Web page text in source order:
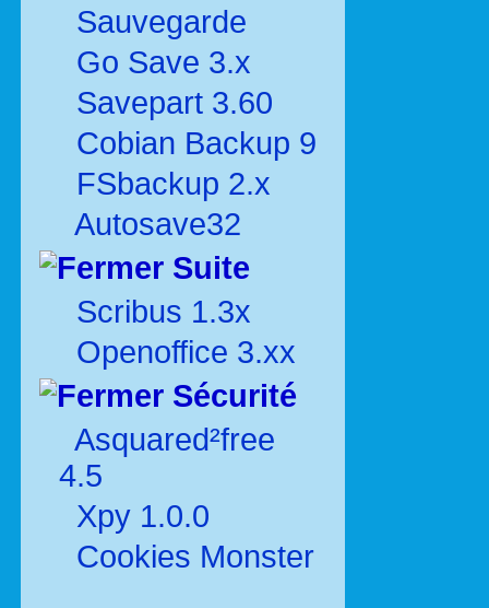
Sauvegarde
Go Save 3.x
Savepart 3.60
Cobian Backup 9
FSbackup 2.x
Autosave32
Suite
Scribus 1.3x
Openoffice 3.xx
Sécurité
Asquared²free
4.5
Xpy 1.0.0
Cookies Monster